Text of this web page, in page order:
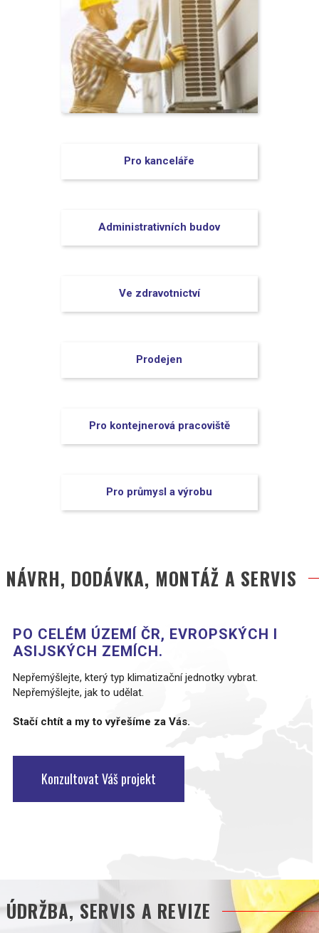
Pro kanceláře
Administrativních budov
Ve zdravotnictví
Prodejen
Pro kontejnerová pracoviště
Pro průmysl a výrobu
NÁVRH, DODÁVKA, MONTÁŽ A SERVIS
PO CELÉM ÚZEMÍ ČR, EVROPSKÝCH I
ASIJSKÝCH ZEMÍCH.
Nepřemýšlejte, který typ klimatizační jednotky vybrat.
Nepřemýšlejte, jak to udělat.
Stačí chtít a my to vyřešíme za Vás.
Konzultovat Váš projekt
ÚDRŽBA, SERVIS A REVIZE